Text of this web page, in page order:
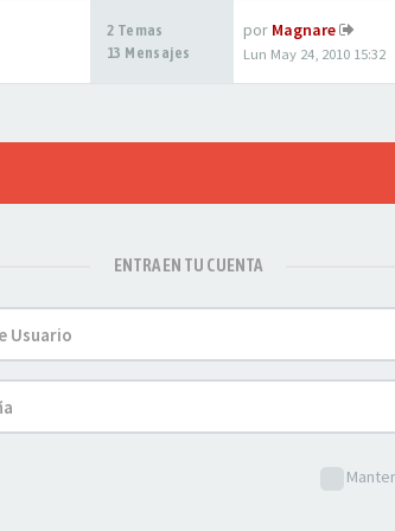
2 Temas
13 Mensajes
por Magnare
Lun May 24, 2010 15:32
ENTRA EN TU CUENTA